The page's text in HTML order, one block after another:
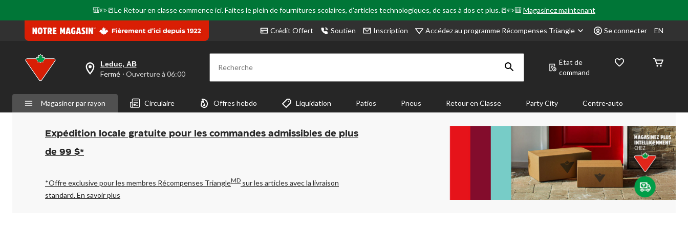
🎒✏️📒Le Retour en classe commence ici. Faites le plein de fournitures scolaires, d'articles technologiques, de sacs à dos et plus.📒✏️🎒Magasinez maintenant
Crédit Offert Soutien Inscription Accédez au programme Récompenses Triangle Se connecter EN
votre
est
Leduc,
AB,
Fermé,
Ouverture
à
pour
changer
Leduc, AB
Fermé ⋅ Ouverture à 06:00 Recherche
État de
command
Magasiner par rayon Circulaire Offres hebdo Liquidation Patios Pneus Retour en Classe Party City Centre-auto
Expédition locale gratuite pour les commandes admissibles de plus
de 99 $*
*Offre exclusive pour les membres Récompenses TriangleMD sur les articles avec la livraison
standard.En savoir plus